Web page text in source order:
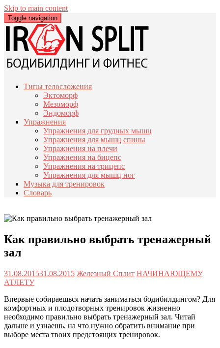
Skip to main content
Toggle navigation
Типы телосложения
Эктоморф
Мезоморф
Эндоморф
Упражнения
Упражнения для грудных мышц
Упражнения для мышц спины
Упражнения на плечи
Упражнения на бицепс
Упражнения на трицепс
Упражнения для мышц ног
Музыка для тренировок
Словарь
Как правильно выбрать тренажерный
зал
31.08.201531.08.2015 Железный Сплит НАЧИНАЮЩЕМУ
АТЛЕТУ
Впервые собираешься начать заниматься бодибилдингом? Для
комфортных и плодотворных тренировок жизненно
необходимо правильно выбрать тренажерный зал. Читай
дальше и узнаешь, на что нужно обратить внимание при
выборе места твоих предстоящих тренировок.